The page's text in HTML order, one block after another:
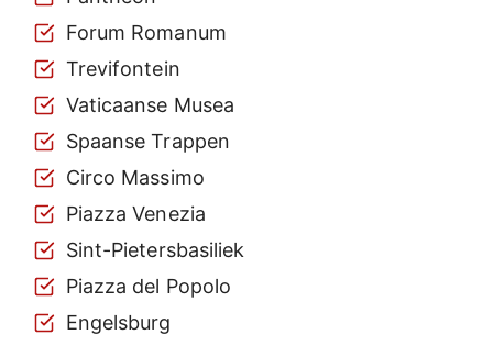
Forum Romanum
Trevifontein
Vaticaanse Musea
Spaanse Trappen
Circo Massimo
Piazza Venezia
Sint-Pietersbasiliek
Piazza del Popolo
Engelsburg